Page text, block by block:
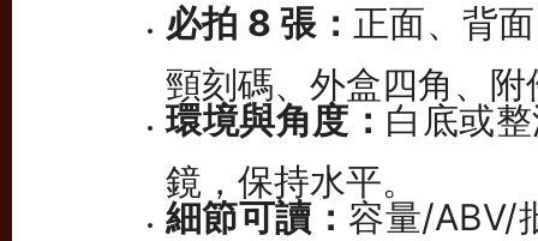
必拍 8 張： 正面、背
頸刻碼、外盒四角、
環境與角度： 白底或
鏡，保持水平。
細節可讀： 容量/ABV/